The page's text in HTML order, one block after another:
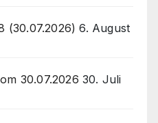
(30.07.2026) 6. August
30.07.2026 30. Juli